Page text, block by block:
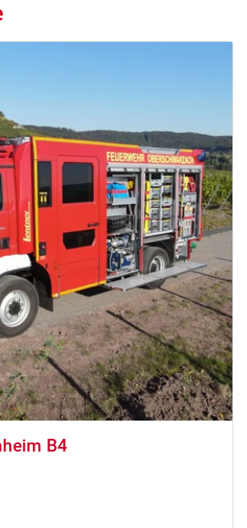
B4